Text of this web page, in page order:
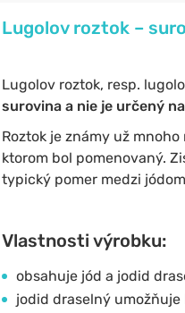
Lugolov roztok –
Lugolov roztok, resp.
surovina a nie je určený
Roztok je známy už
ktorom bol pomenovaný.
typický pomer medzi
Vlastnosti výrobku:
obsahuje jód a jodid
jodid draselný